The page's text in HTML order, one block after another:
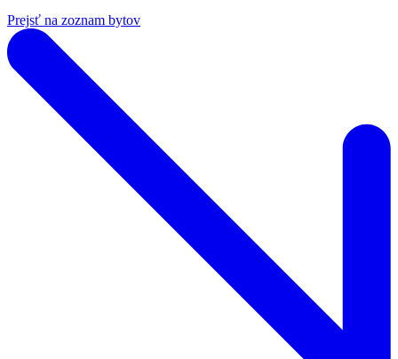
Prejsť na zoznam bytov